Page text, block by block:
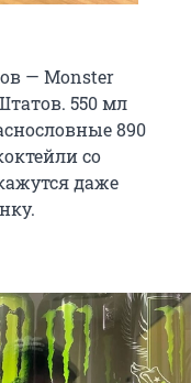
— Monster
550 мл
890
со
даже